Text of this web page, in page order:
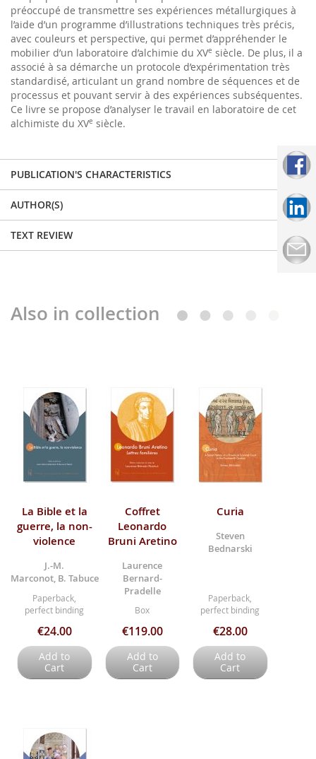
préoccupé de transmettre ses expériences métallurgiques à
l’aide d’un programme d’illustrations techniques très précis,
avec couleurs et perspective, qui permet d’appréhender le
mobilier d’un laboratoire d’alchimie du XVe siècle. De plus, il a
associé à sa démarche un protocole d’expérimentation très
standardisé, articulant un grand nombre de séquences et de
processus et pouvant servir à des expériences subséquentes.
Ce livre se propose d’analyser le travail en laboratoire de cet
alchimiste du XVe siècle.
PUBLICATION'S CHARACTERISTICS
AUTHOR(S)
TEXT REVIEW
Also in collection
La Bible et la
guerre, la non-
violence
J.-M.
Marconot, B. Tabuce
Paperback,
perfect binding
€24.00
Add to
Cart
Coffret
Leonardo
Bruni Aretino
Laurence
Bernard-
Pradelle
Box
€119.00
Add to
Cart
Curia
Steven
Bednarski
Paperback,
perfect binding
€28.00
Add to
Cart